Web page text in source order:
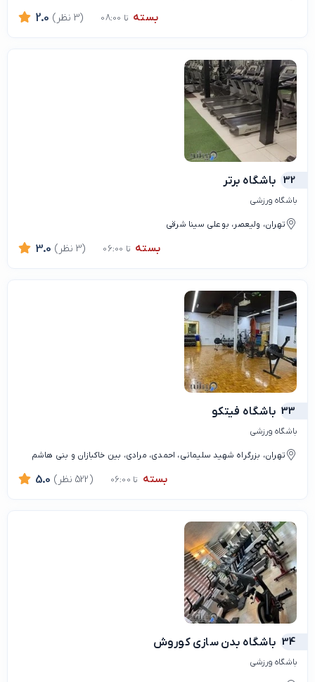
بسته تا 08:00 2.0 (3 نظر)
32 باشگاه برتر
باشگاه ورزشی
تهران، ولیعصر، بوعلی سینا شرقی
بسته تا 06:00 3.0 (3 نظر)
33 باشگاه فیتکو
باشگاه ورزشی
تهران، بزرگراه شهید سلیمانی، احمدی، مرادی، بین خاکبازان و بنی هاشم
بسته تا 06:00 5.0 (522 نظر)
34 باشگاه بدن سازی کوروش
باشگاه ورزشی